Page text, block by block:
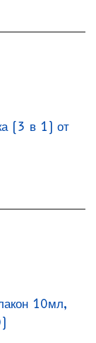
(3 в 1) от
10мл,